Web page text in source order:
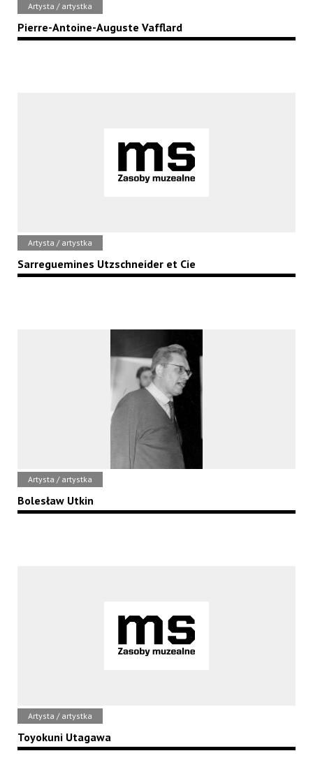
Artysta / artystka
Pierre-Antoine-Auguste Vafflard
Artysta / artystka
Sarreguemines Utzschneider et Cie
Artysta / artystka
Bolesław Utkin
Artysta / artystka
Toyokuni Utagawa